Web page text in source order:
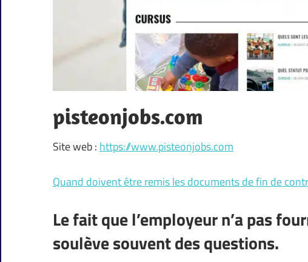
pisteonjobs.com
Site web : https://www.pisteonjobs.com
Quand doivent être remis les documents de fin de
Le fait que l’employeur n’a pas
soulève souvent des questions.